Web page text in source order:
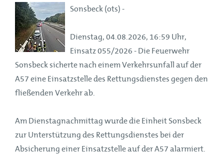
Sonsbeck (ots) -
Dienstag, 04.08.2026, 16:59 Uhr,
Einsatz 055/2026 - Die Feuerwehr
Sonsbeck sicherte nach einem Verkehrsunfall auf der
A57 eine Einsatzstelle des Rettungsdienstes gegen den
fließenden Verkehr ab.
Am Dienstagnachmittag wurde die Einheit Sonsbeck
zur Unterstützung des Rettungsdienstes bei der
Absicherung einer Einsatzstelle auf der A57 alarmiert.